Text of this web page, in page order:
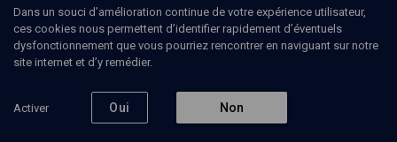
TABLE RONDE
Alfred Dreyfus à la
première personne
Dans un souci d’amélioration continue de votre expérience utilisateur,
ces cookies nous permettent d’identifier rapidement d’éventuels
dysfonctionnement que vous pourriez rencontrer en naviguant sur notre
site internet et d’y remédier.
Activer Oui Non